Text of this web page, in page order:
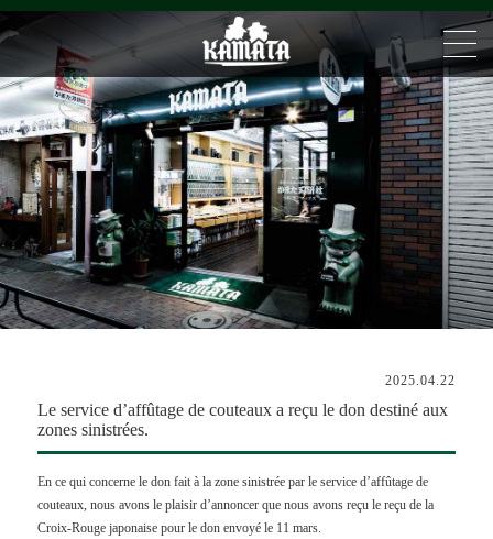
2025.04.22
Le service d’affûtage de couteaux a reçu le don destiné aux
zones sinistrées.
En ce qui concerne le don fait à la zone sinistrée par le service d’affûtage de
couteaux, nous avons le plaisir d’annoncer que nous avons reçu le reçu de la
Croix-Rouge japonaise pour le don envoyé le 11 mars.